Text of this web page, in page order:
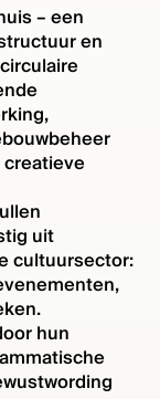
– een
en
uit
cultuursector:
hun